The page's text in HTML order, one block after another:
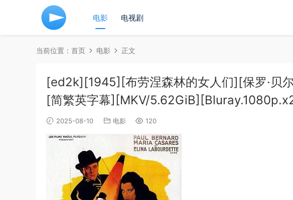
电影 电视剧
当前位置： 首页 电影 正文
[ed2k][1945][布劳涅森林的女人们][保罗·贝
[简繁英字幕][MKV/
2025-08-10 电影 120